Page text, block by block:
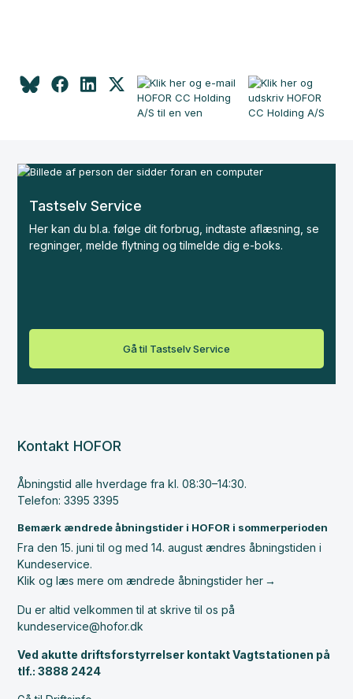
Tastselv Service
Her kan du bl.a. følge dit forbrug, indtaste aflæsning, se
regninger, melde flytning og tilmelde dig e-boks.
Gå til Tastselv Service
Kontakt HOFOR
Åbningstid alle hverdage fra kl. 08:30–14:30.
Telefon: 3395 3395
Bemærk ændrede åbningstider i HOFOR i sommerperioden
Fra den 15. juni til og med 14. august ændres åbningstiden i
Kundeservice.
Klik og læs mere om ændrede åbningstider her
Du er altid velkommen til at skrive til os på
kundeservice@hofor.dk
Ved akutte driftsforstyrrelser kontakt Vagtstationen på
tlf.: 3888 2424